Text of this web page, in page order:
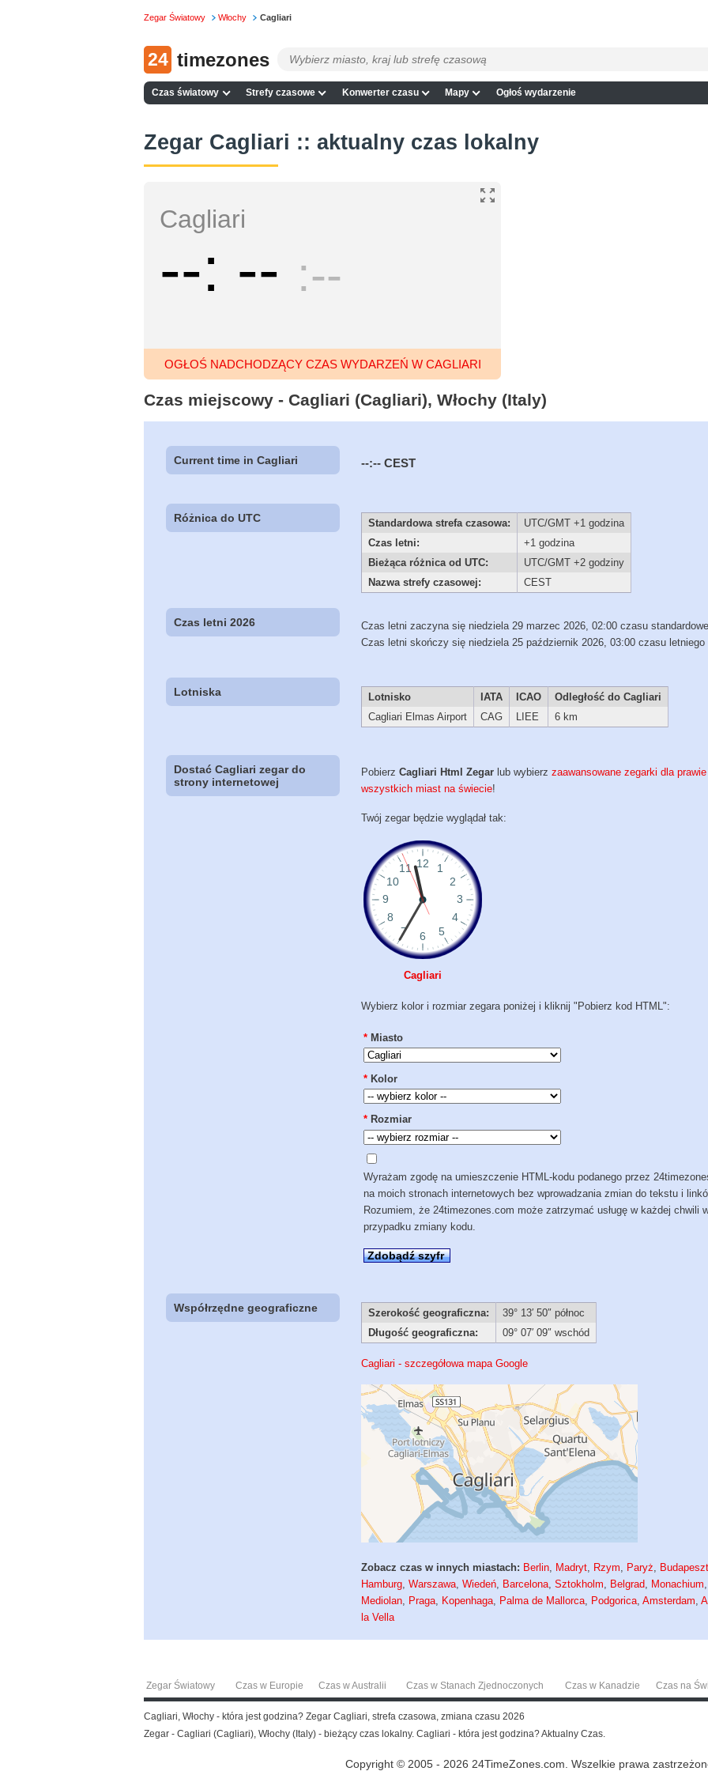
Zegar Światowy Włochy Cagliari
24 timezones
Czas światowy Strefy czasowe Konwerter czasu Mapy Ogłoś wydarzenie
Zegar Cagliari :: aktualny czas lokalny
Cagliari
-- -- --
OGŁOŚ NADCHODZĄCY CZAS WYDARZEŃ W CAGLIARI
Czas miejscowy - Cagliari (Cagliari), Włochy (Italy)
Current time in Cagliari --:-- CEST
Różnica do UTC Standardowa strefa czasowa:
UTC/GMT +1 godzina
Czas letni:
+1 godzina
Bieżąca różnica od UTC:
UTC/GMT +2 godziny
Nazwa strefy czasowej:
CEST
Czas letni 2026
Czas letni zaczyna się niedziela 29 marzec 2026, 02:00 czasu
Czas letni skończy się niedziela 25 październik 2026, 03:00 czasu letniego
Lotniska Lotnisko IATA ICAO
Odległość do Cagliari
Cagliari Elmas Airport
CAG LIEE 6 km
Dostać Cagliari zegar do
strony internetowej
PobierzCagliari Html Zegar lub wybierzzaawansowane zegarki dla prawie
wszystkich miast na świecie!
Twój zegar będzie wyglądał tak:
Cagliari
Wybierz kolor i rozmiar zegara poniżej i kliknij "Pobierz kod HTML":
* Miasto
* Kolor
* Rozmiar
Wyrażam zgodę na umieszczenie HTML-kodu podanego przez
na moich stronach internetowych bez wprowadzania zmian do tekstu i
Rozumiem, że 24timezones.com może zatrzymać usługę w każdej chwili
przypadku zmiany kodu.
Zdobądź szyfr
Współrzędne geograficzne Szerokość geograficzna:
39° 13′ 50″ północ
Długość geograficzna:
09° 07′ 09″ wschód
Cagliari - szczegółowa mapa Google
Zobacz czas w innych miastach: Berlin, Madryt, Rzym, Paryż,
Hamburg,Warszawa,Wiedeń, Barcelona,Sztokholm, Belgrad, Monachium,
Mediolan, Praga, Kopenhaga, Palma de Mallorca, Podgorica,Amsterdam,
la Vella
Zegar Światowy Czas w Europie Czas w Australii Czas w Stanach Zjednoczonych Czas w Kanadzie Czas na
Cagliari, Włochy - która jest godzina? Zegar Cagliari, strefa czasowa, zmiana czasu 2026
Zegar - Cagliari (Cagliari), Włochy (Italy) - bieżący czas lokalny. Cagliari - która jest godzina? Aktualny Czas.
Copyright © 2005 - 2026 24TimeZones.com. Wszelkie prawa